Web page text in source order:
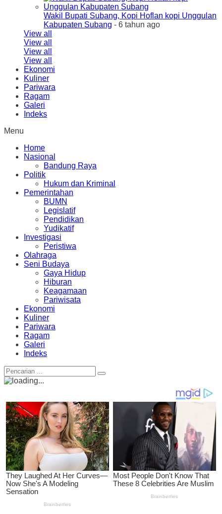
Wakil Bupati Subang, Kopi Hoflan kopi Unggulan
Kabupaten Subang - 6 tahun ago
View all
View all
View all
View all
Ekonomi
Kuliner
Pariwara
Ragam
Galeri
Indeks
Menu
Home
Nasional
Bandung Raya
Politik
Hukum dan Kriminal
Pemerintahan
BUMN
Legislatif
Pendidikan
Yudikatif
Investigasi
Peristiwa
Olahraga
Seni Budaya
Gaya Hidup
Hiburan
Keagamaan
Pariwisata
Ekonomi
Kuliner
Pariwara
Ragam
Galeri
Indeks